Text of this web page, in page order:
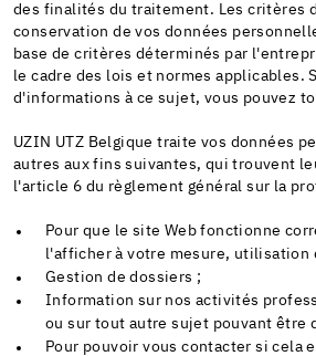
des finalités du traitement. Les critères
conservation de vos données
base de critères déterminés par
le cadre des lois et normes applicables.
d'informations à ce sujet, vous pouvez
UZIN UTZ Belgique traite vos données
autres aux fins suivantes, qui trouvent
l'article 6 du règlement général sur la
Pour que le site Web fonctionne
l'afficher à votre mesure, utilisation
Gestion de dossiers ;
Information sur nos activités
ou sur tout autre sujet pouvant être
Pour pouvoir vous contacter si cela